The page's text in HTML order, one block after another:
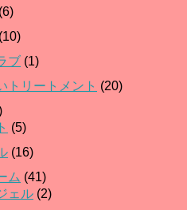
(6)
(10)
ブ (1)
トリートメント (20)
(5)
(16)
ム (41)
ェル (2)